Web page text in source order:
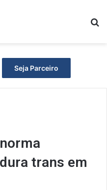
Seja Parceiro
trans em